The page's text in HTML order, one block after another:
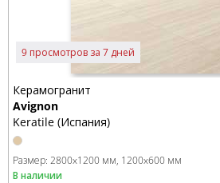
9 просмотров за 7 дней
Керамогранит
Avignon
Keratile (Испания)
Размер: 2800x1200 мм 1200x600 мм
В наличии